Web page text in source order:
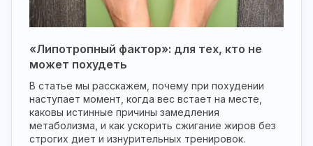
«Липотропный фактор»: для тех, кто не
может похудеть
В статье мы расскажем, почему при похудении
наступает момент, когда вес встает на месте,
каковы истинные причины замедления
метаболизма, и как ускорить сжигание жиров без
строгих диет и изнурительных тренировок.